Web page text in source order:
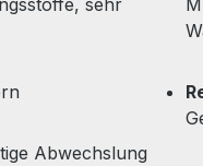
sehr
Abwechslung